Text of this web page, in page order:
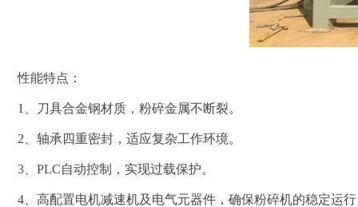
性能特点：
1、刀具合金钢材质，粉碎金属不断裂。
2、轴承四重密封，适应复杂工作环境。
3、PLC自动控制，实现过载保护。
4、高配置电机减速机及电气元器件，确保粉碎机的稳定运